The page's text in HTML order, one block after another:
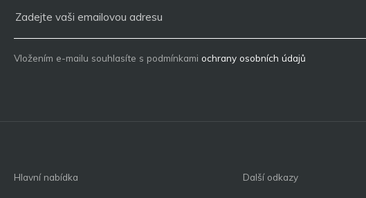
Vložením e-mailu souhlasíte s podmínkami ochrany osobních údajů
Hlavní nabídka Další odkazy